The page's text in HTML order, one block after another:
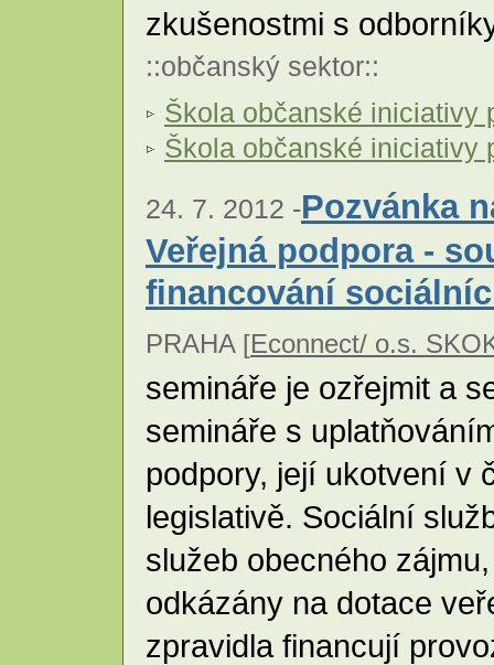
zkušenostmi s
::občanský sektor::
Škola občanské iniciativy
Škola občanské iniciativy
24. 7. 2012 -Pozvánka
Veřejná podpora -
financování
PRAHA [Econnect/ o.s.
semináře je ozřejmit a
semináře s
podpory, její ukotvení v
legislativě. Sociální
služeb obecného
odkázány na dotace
zpravidla financují